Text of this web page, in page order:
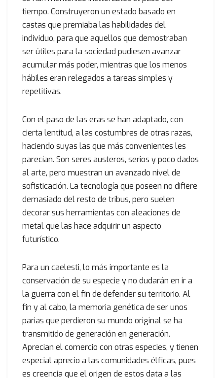
tiempo. Construyeron un estado basado en
castas que premiaba las habilidades del
individuo, para que aquellos que demostraban
ser útiles para la sociedad pudiesen avanzar
acumular más poder, mientras que los menos
hábiles eran relegados a tareas simples y
repetitivas.
Con el paso de las eras se han adaptado, con
cierta lentitud, a las costumbres de otras razas,
haciendo suyas las que más convenientes les
parecían. Son seres austeros, serios y poco dados
al arte, pero muestran un avanzado nivel de
sofisticación. La tecnología que poseen no difiere
demasiado del resto de tribus, pero suelen
decorar sus herramientas con aleaciones de
metal que las hace adquirir un aspecto
futurístico.
Para un caelesti, lo más importante es la
conservación de su especie y no dudarán en ir a
la guerra con el fin de defender su territorio. Al
fin y al cabo, la memoria genética de ser unos
parias que perdieron su mundo original se ha
transmitido de generación en generación.
Aprecian el comercio con otras especies, y tienen
especial aprecio a las comunidades élficas, pues
es creencia que el origen de estos data a las